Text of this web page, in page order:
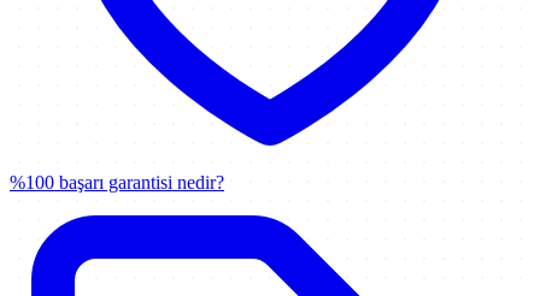
%100 başarı garantisi nedir?